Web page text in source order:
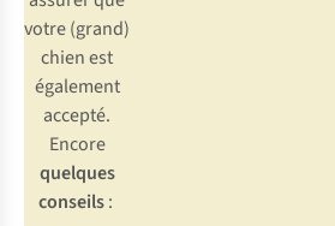
votre (grand)
chien est
également
accepté.
Encore
quelques
conseils: